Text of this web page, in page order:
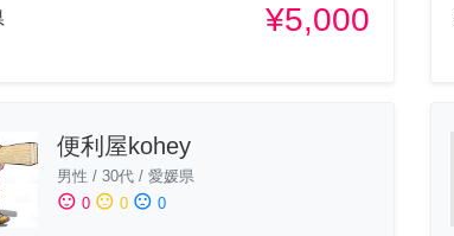
¥5,000
便利屋kohey
男性 / 30代 / 愛媛県
sentiment_satisfied 0 sentiment_neutral 0 sentiment_dissatisfied 0